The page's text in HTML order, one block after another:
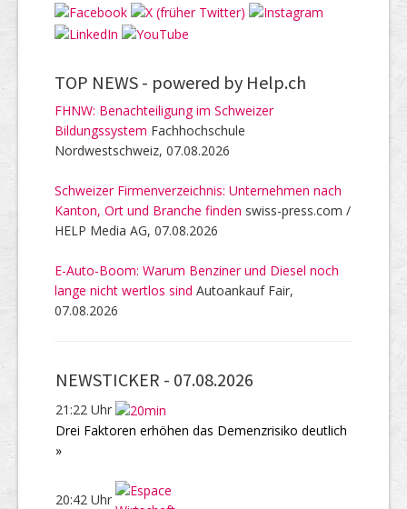
TOP NEWS - powered by Help.ch
FHNW: Benachteiligung im Schweizer
Bildungssystem Fachhochschule
Nordwestschweiz, 07.08.2026
Schweizer Firmenverzeichnis: Unternehmen nach
Kanton, Ort und Branche finden swiss-press.com /
HELP Media AG, 07.08.2026
E-Auto-Boom: Warum Benziner und Diesel noch
lange nicht wertlos sind Autoankauf Fair,
07.08.2026
NEWSTICKER - 07.08.2026
21:22 Uhr
Drei Faktoren erhöhen das Demenzrisiko deutlich
»
20:42 Uhr